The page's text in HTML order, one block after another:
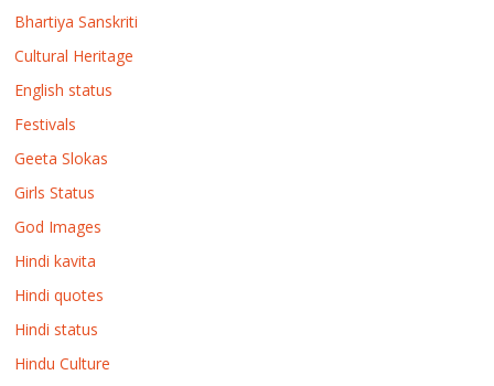
Bhartiya Sanskriti
Cultural Heritage
English status
Festivals
Geeta Slokas
Girls Status
God Images
Hindi kavita
Hindi quotes
Hindi status
Hindu Culture